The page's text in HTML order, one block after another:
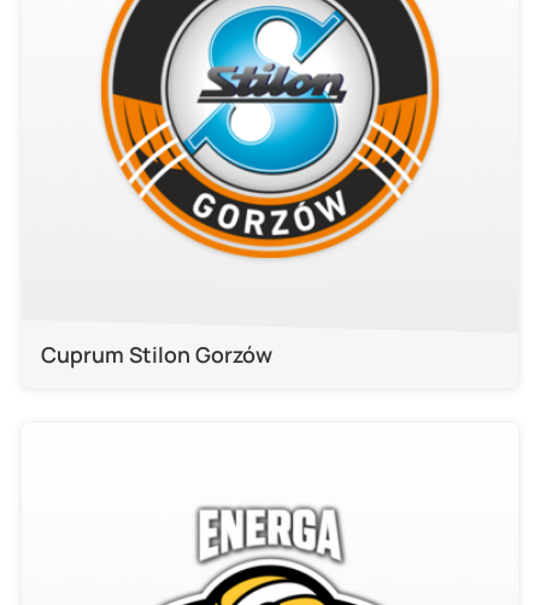
Cuprum Stilon Gorzów